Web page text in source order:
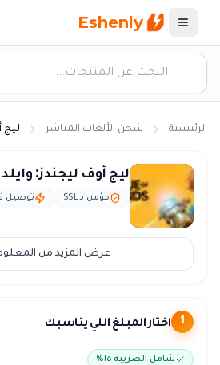
القائمة Eshenly
الرئيسية شحن الألعاب المباشر ليج
شحن ليج أوف ليجندز: وايلد ريفت
ليج أوف ليجندز:
مؤمن بـ SSL توصيل
عرض المزيد من
1 اختار المبلغ اللي يناسبك
شامل الضريبة ١٥٪